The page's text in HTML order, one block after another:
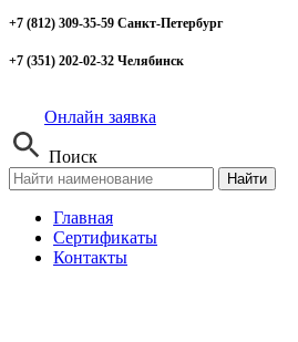
+7 (812) 309-35-59 Санкт-Петербург
+7 (351) 202-02-32 Челябинск
Онлайн заявка
Поиск
Найти
Главная
Сертификаты
Контакты